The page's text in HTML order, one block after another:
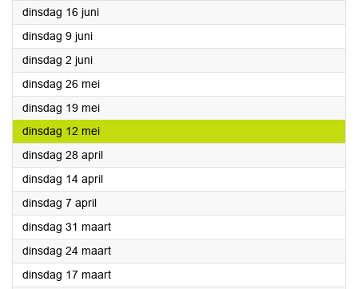
dinsdag 16 juni2026
dinsdag 9 juni2026
dinsdag 2 juni2026
dinsdag 26 mei2026
dinsdag 19 mei2026
dinsdag 12 mei2026
dinsdag 28 april2026
dinsdag 14 april2026
dinsdag 7 april2026
dinsdag 31 maart2026
dinsdag 24 maart2026
dinsdag 17 maart2026